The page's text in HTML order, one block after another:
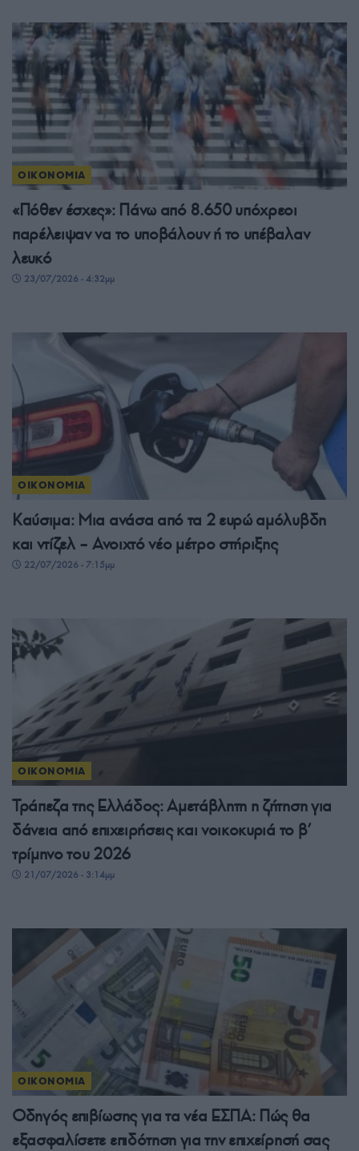
ΟΙΚΟΝΟΜΙΑ
«Πόθεν έσχες»: Πάνω από 8.650 υπόχρεοι
παρέλειψαν να το υποβάλουν ή το υπέβαλαν
λευκό
23/07/2026 - 4:32μμ
ΟΙΚΟΝΟΜΙΑ
Καύσιμα: Μια ανάσα από τα 2 ευρώ αμόλυβδη
και ντίζελ – Ανοιχτό νέο μέτρο στήριξης
22/07/2026 - 7:15μμ
ΟΙΚΟΝΟΜΙΑ
Τράπεζα της Ελλάδος: Αμετάβλητη η ζήτηση για
δάνεια από επιχειρήσεις και νοικοκυριά το β’
τρίμηνο του 2026
21/07/2026 - 3:14μμ
ΟΙΚΟΝΟΜΙΑ
Οδηγός επιβίωσης για τα νέα ΕΣΠΑ: Πώς θα
εξασφαλίσετε επιδότηση για την επιχείρησή σας